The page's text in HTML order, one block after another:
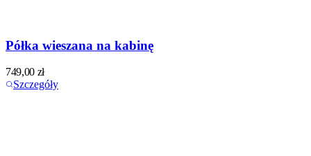
Półka wieszana na kabinę
749,00 zł
Szczegóły